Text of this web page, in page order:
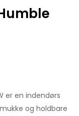
er en indendørs
og holdbare